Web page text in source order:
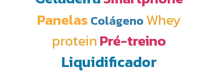
Panelas Colágeno Whey
proteinPré-treino
Liquidificador